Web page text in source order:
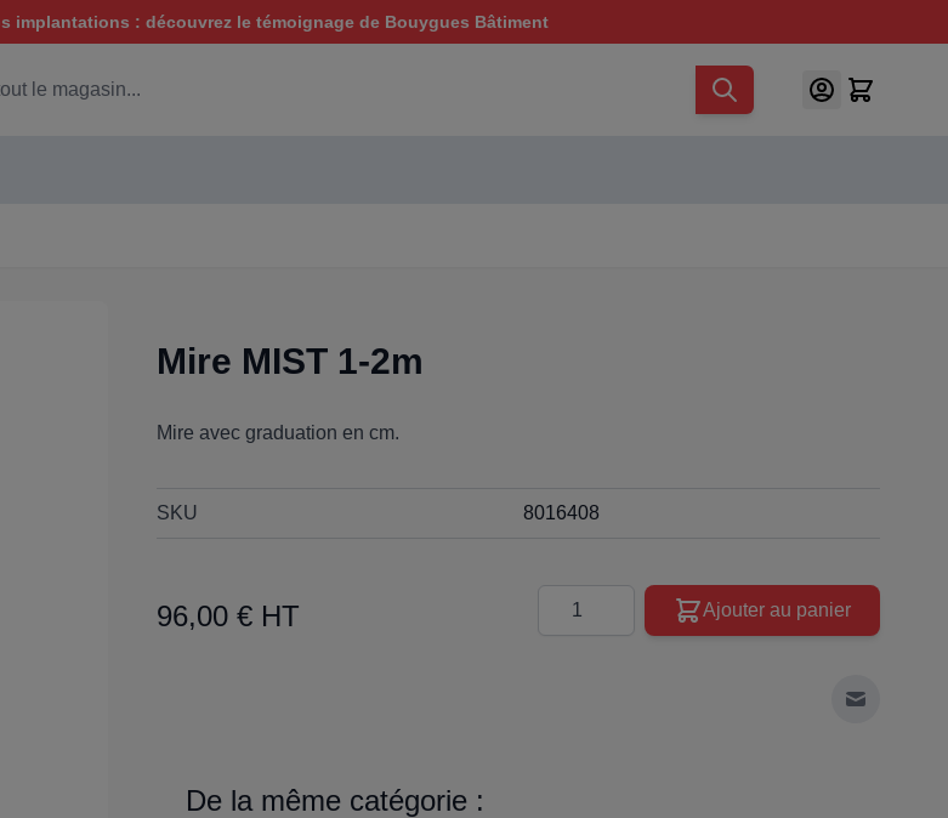
implantations : découvrez le témoignage de Bouygues Bâtiment
Mire MIST 1-2m
Mire avec graduation en cm.
SKU 8016408
96,00 € HT
Quantité
Ajouter au panier
Envoyer à
De la même catégorie :